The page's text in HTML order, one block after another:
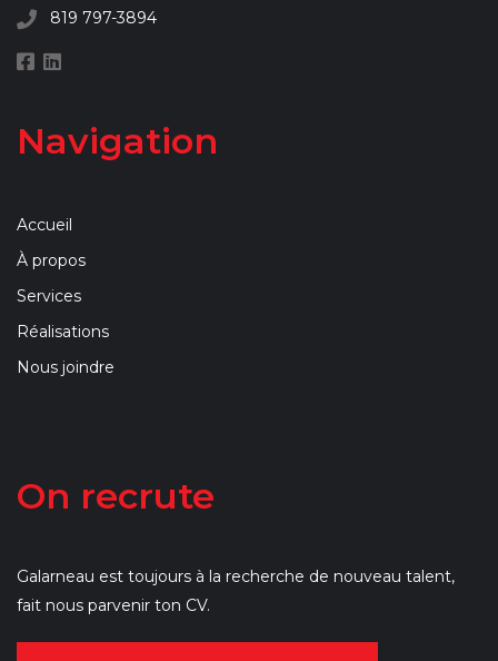
819 797-3894
Navigation
Accueil
À propos
Services
Réalisations
Nous joindre
On recrute
Galarneau est toujours à la recherche de nouveau talent,
fait nous parvenir ton CV.